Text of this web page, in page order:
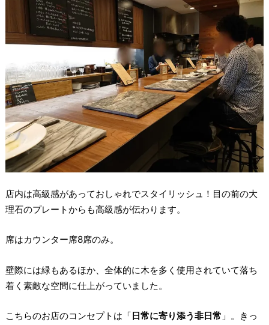
店内は高級感があっておしゃれでスタイリッシュ！目の前の大
理石のプレートからも高級感が伝わります。
席はカウンター席8席のみ。
壁際には緑もあるほか、全体的に木を多く使用されていて落ち
着く素敵な空間に仕上がっていました。
こちらのお店のコンセプトは「 日常に寄り添う非日常 」。きっ